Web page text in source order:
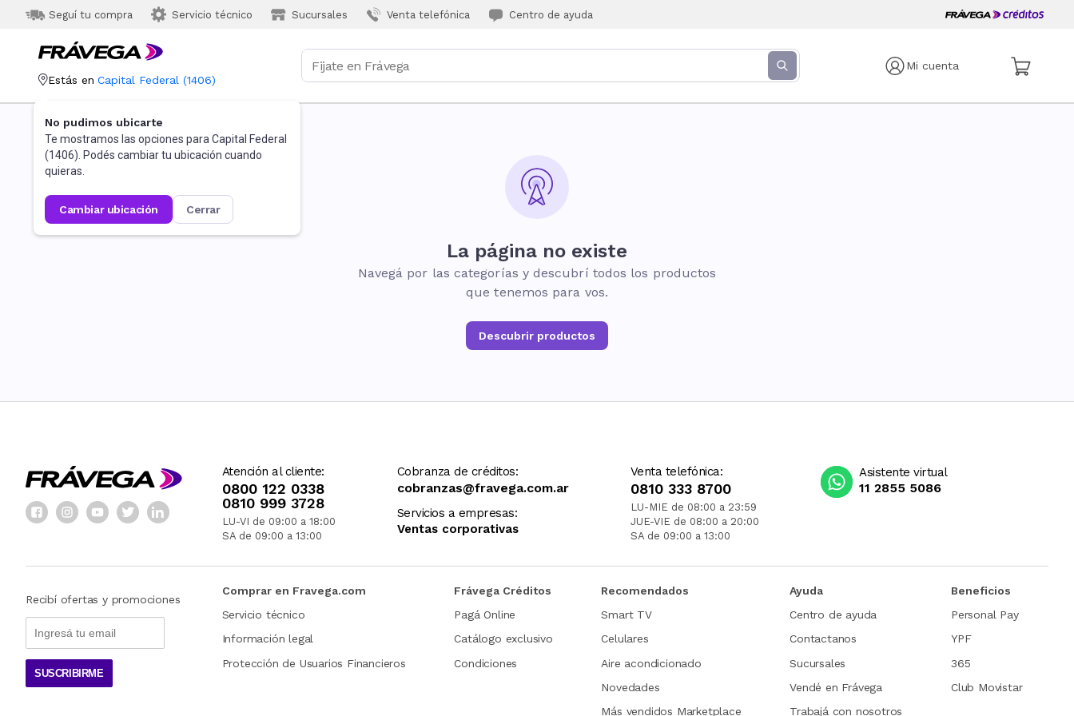
Seguí tu compra Servicio técnico Sucursales Venta telefónica Centro de ayuda
Mi cuenta
Estás en Capital Federal (1406)
No pudimos ubicarte
Te mostramos las opciones para Capital Federal
(1406). Podés cambiar tu ubicación cuando
quieras.
cambiar ubicación cerrar
La página no existe
Navegá por las categorías y descubrí todos los productos
que tenemos para vos.
Descubrir productos
Atención al cliente:
0800 122 0338
0810 999 3728
LU-VI de 09:00 a 18:00
SA de 09:00 a 13:00
Cobranza de créditos:
cobranzas@fravega.com.ar
Servicios a empresas:
Ventas corporativas
Venta telefónica:
0810 333 8700
LU-MIE de 08:00 a 23:59
JUE-VIE de 08:00 a 20:00
SA de 09:00 a 13:00
Asistente virtual
11 2855 5086
Recibí ofertas y promociones
SUSCRIBIRME
Comprar en Fravega.com
Servicio técnico
Información legal
Protección de Usuarios Financieros
Frávega Créditos
Pagá Online
Catálogo exclusivo
Condiciones
Recomendados
Smart TV
Celulares
Aire acondicionado
Novedades
Más vendidos Marketplace
Ayuda
Centro de ayuda
Contactanos
Sucursales
Vendé en Frávega
Trabajá con nosotros
Beneficios
Personal Pay
YPF
365
Club Movistar